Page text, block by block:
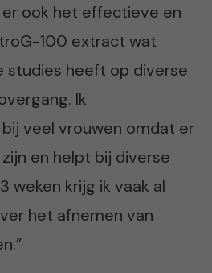
er ook het effectieve en
100 extract wat
studies heeft op diverse
Ik
veel vrouwen omdat er
en helpt bij diverse
weken krijg ik vaak al
het afnemen van